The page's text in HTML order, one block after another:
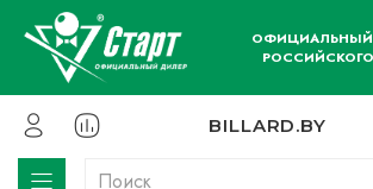
ОФИЦИАЛЬНЫЙ
BILLARD.BY